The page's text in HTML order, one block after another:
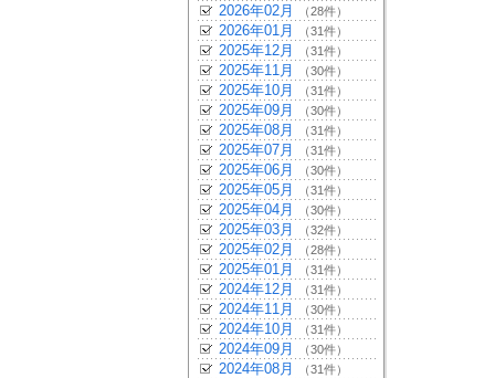
2026年02月 （28件）
2026年01月 （31件）
2025年12月 （31件）
2025年11月 （30件）
2025年10月 （31件）
2025年09月 （30件）
2025年08月 （31件）
2025年07月 （31件）
2025年06月 （30件）
2025年05月 （31件）
2025年04月 （30件）
2025年03月 （32件）
2025年02月 （28件）
2025年01月 （31件）
2024年12月 （31件）
2024年11月 （30件）
2024年10月 （31件）
2024年09月 （30件）
2024年08月 （31件）